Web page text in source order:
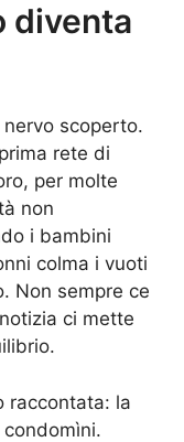
diventa
scoperto.
rete di
per molte
non
i bambini
colma i vuoti
Non sempre ce
ci mette
raccontata: la